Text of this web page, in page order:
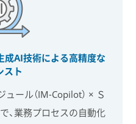
成AI技術による高精度な
スト
ール（IM-Copilot） × Ｓ
、業務プロセスの自動化